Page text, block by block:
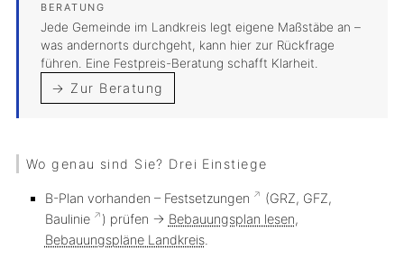
Jede Gemeinde im Landkreis legt eigene Maßstäbe an –
was andernorts durchgeht, kann hier zur Rückfrage
führen. Eine Festpreis-Beratung schafft Klarheit.
→ Zur Beratung
Wo genau sind Sie? Drei Einstiege
B-Plan vorhanden – Festsetzungen
(GRZ, GFZ,
Baulinie
) prüfen → Bebauungsplan lesen,
Bebauungspläne Landkreis.